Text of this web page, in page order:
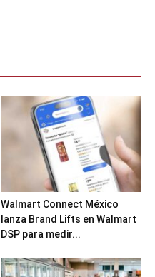
Walmart Connect México
lanza Brand Lifts en Walmart
DSP para medir...